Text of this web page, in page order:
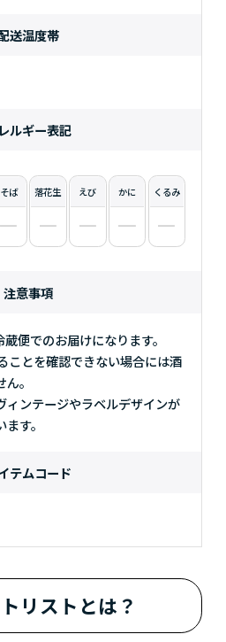
送温度帯
ルギー表記
そば 落花生 えび かに くるみ
注意事項
便でのお届けになります。
ことを確認できない場合には酒
。
ンテージやラベルデザインが
す。
テムコード
リストとは？